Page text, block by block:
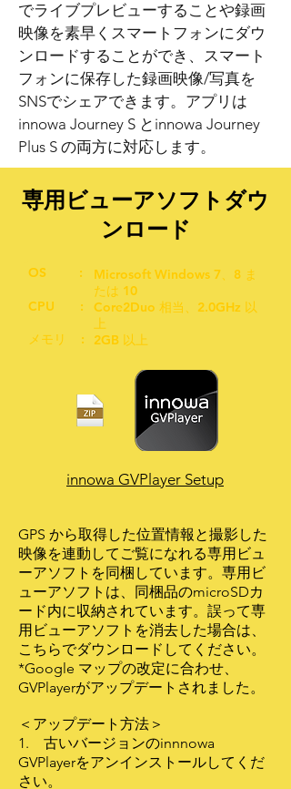
でライブプレビューすることや録画
映像を素早くスマートフォンにダウ
ンロードすることができ、スマート
フォンに保存した録画映像/写真を
SNSでシェアできます。アプリは
innowa Journey S とinnowa Journey
Plus S の両方に対応します。
専用ビューアソフトダウ
ンロード
Microsoft Windows 7、8 ま
たは 10
Core2Duo 相当、2.0GHz 以
上
2GB 以上
OS :
CPU :
メモリ :
innowa GVPlayer Setup
GPS から取得した位置情報と撮影した
映像を連動してご覧になれる専用ビュ
ーアソフトを同梱しています。専用ビ
ューアソフトは、同梱品のmicroSDカ
ード内に収納されています。誤って専
用ビューアソフトを消去した場合は、
こちらでダウンロードしてください。
*Google マップの改定に合わせ、
GVPlayerがアップデートされました。
＜アップデート方法＞
1. 古いバージョンのinnnowa
GVPlayerをアンインストールしてくだ
さい。